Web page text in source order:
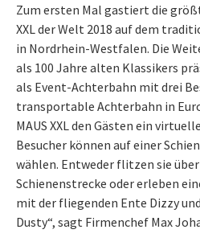
Zum ersten Mal gastiert die
XXL der Welt 2018 auf dem
in Nordrhein-Westfalen. Die
als 100 Jahre alten Klassikers
als Event-Achterbahn mit drei
transportable Achterbahn in
MAUS XXL den Gästen ein
Besucher können auf einer
wählen. Entweder flitzen sie
Schienenstrecke oder erleben
mit der fliegenden Ente Dizzy
Dusty“, sagt Firmenchef Max